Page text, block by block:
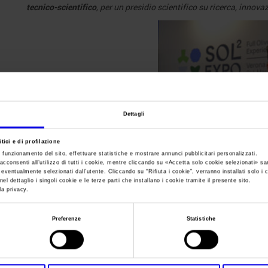
Dettagli
e di profilazione
del sito, effettuare statistiche e mostrare annunci pubblicitari personalizzati.
all’utilizzo di tutti i cookie, mentre cliccando su «Accetta solo cookie selezionati»
selezionati dall’utente. Cliccando su “Rifiuta i cookie”, verranno installati solo i
dettaglio i singoli cookie e le terze parti che installano i cookie tramite il presente sito.
privacy.
Preferenze Statistiche
tecnico-scientifico, per un presidio scientifico su ricerca,
Italia Olivicola insieme all’Associazione italiana Frantoiani
Interprofessione; Unapol; Unaprol insieme l’associazione
EVOO School sono le sigle presenti in fiera, a cui si
singole aziende (Basilicata, Abruzzo, Puglia, Campania,
Giulia, Toscana e Marche).
Nel suo nuovo ruolo da solista, dopo 28 edizioni in convivenza
superficie espositiva, passando da una tendostruttura a due